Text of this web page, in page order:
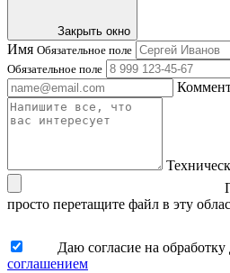
Закрыть окно
Имя Обязательное поле
Обязательное поле
просто перетащите файл в эту
Даю согласие на
соглашением